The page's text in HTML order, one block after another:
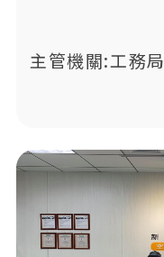
主管機關:工務局